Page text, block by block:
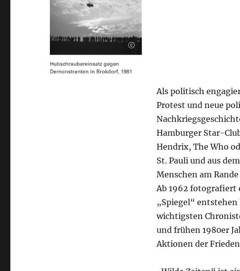
Als politisch
Protest und neue
Hamburger Star-
Hendrix, The Who
St. Pauli und aus
Menschen am
Ab 1962 fotografiert
„Spiegel“
wichtigsten
und frühen 1980er
Aktionen der